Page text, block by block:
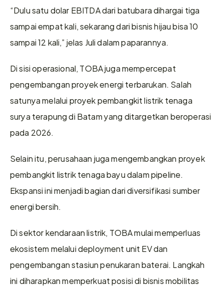
“Dulu satu dolar EBITDA dari batubara dihargai tiga
sampai empat kali, sekarang dari bisnis hijau bisa 10
sampai 12 kali,” jelas Juli dalam paparannya.
Di sisi operasional, TOBA juga mempercepat
pengembangan proyek energi terbarukan. Salah
satunya melalui proyek pembangkit listrik tenaga
surya terapung di Batam yang ditargetkan beroperasi
pada 2026.
Selain itu, perusahaan juga mengembangkan proyek
pembangkit listrik tenaga bayu dalam pipeline.
Ekspansi ini menjadi bagian dari diversifikasi sumber
energi bersih.
Di sektor kendaraan listrik, TOBA mulai memperluas
ekosistem melalui deployment unit EV dan
pengembangan stasiun penukaran baterai. Langkah
ini diharapkan memperkuat posisi di bisnis mobilitas